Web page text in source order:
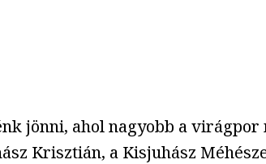
jönni, ahol nagyobb a virágpor
Krisztián, a Kisjuhász